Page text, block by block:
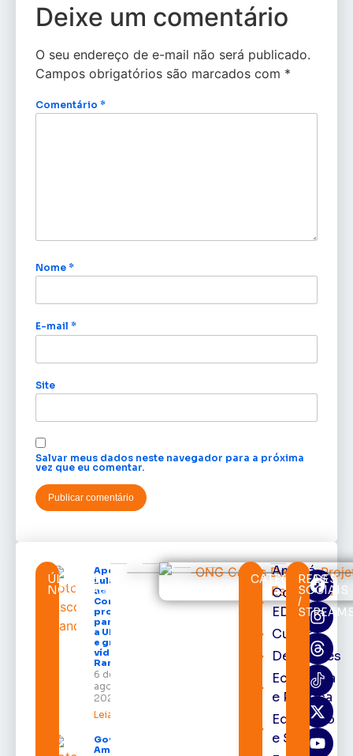
Deixe um comentário
O seu endereço de e-mail não será publicado.
Campos obrigatórios são marcados com *
Comentário *
Nome *
E-mail *
Site
Salvar meus dados neste navegador para a próxima
vez que eu comentar.
ÚLTIMAS
NOTÍCIAS
Após veto,
Lula envia
ao
Congresso
projeto
para criar
a UNIFRON
e grava
vídeo para
Randolfe
6 de
agosto de
2026
Leia mais »
Governo do
Amapá
CATEGORIAS
Amapá
Cortes
EDcast
Cultura
Destaques
Economia
e Política
Educação
e Saúde
REDES
SOCIAIS
/